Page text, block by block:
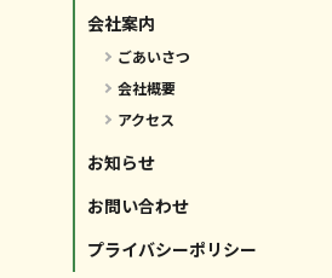
会社案内
ごあいさつ
会社概要
アクセス
お知らせ
お問い合わせ
プライバシーポリシー